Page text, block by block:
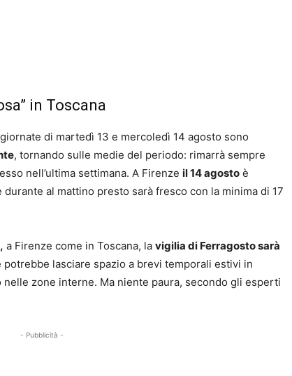
in Toscana
di martedì 13 e mercoledì 14 agosto sono
, tornando sulle medie del periodo: rimarrà sempre
nell’ultima settimana. A Firenze il 14 agosto è
al mattino presto sarà fresco con la minima di 17
a Firenze come in Toscana, la vigilia di Ferragosto sarà
potrebbe lasciare spazio a brevi temporali estivi in
zone interne. Ma niente paura, secondo gli esperti
- Pubblicità -